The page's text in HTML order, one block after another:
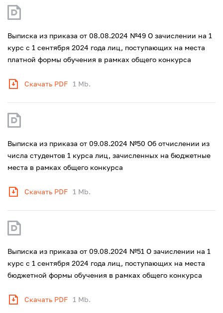
Выписка из приказа от 08.08.2024 №49 О зачислении на 1
курс с 1 сентября 2024 года лиц, поступающих на места
платной формы обучения в рамках общего конкурса
Скачать PDF 1 Mb.
Выписка из приказа от 09.08.2024 №50 Об отчислении из
числа студентов 1 курса лиц, зачисленных на бюджетные
места в рамках общего конкурса
Скачать PDF 1 Mb.
Выписка из приказа от 09.08.2024 №51 О зачислении на 1
курс с 1 сентября 2024 года лиц, поступающих на места
бюджетной формы обучения в рамках общего конкурса
Скачать PDF 1 Mb.